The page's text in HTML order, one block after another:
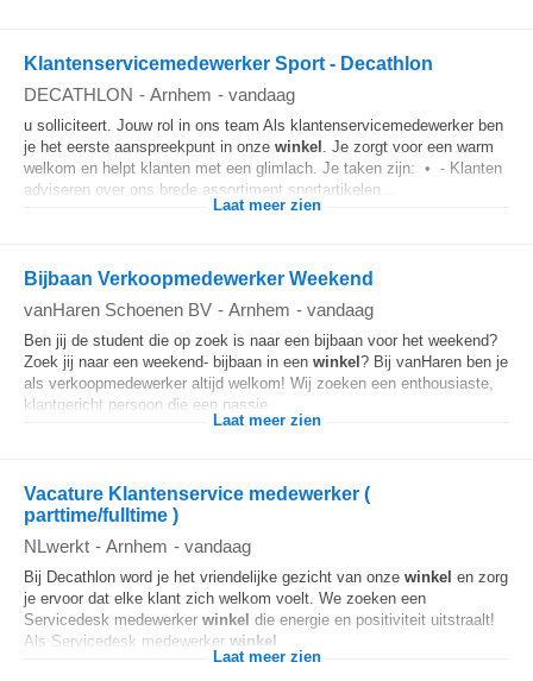
Klantenservicemedewerker Sport - Decathlon
DECATHLON - Arnhem - vandaag
u solliciteert. Jouw rol in ons team Als klantenservicemedewerker ben
je het eerste aanspreekpunt in onze winkel . Je zorgt voor een warm
welkom en helpt klanten met een glimlach. Je taken zijn: • - Klanten
adviseren over ons brede assortiment sportartikelen...
Laat meer zien
Bijbaan Verkoopmedewerker Weekend
vanHaren Schoenen BV - Arnhem - vandaag
Ben jij de student die op zoek is naar een bijbaan voor het weekend?
Zoek jij naar een weekend- bijbaan in een winkel ? Bij vanHaren ben je
als verkoopmedewerker altijd welkom! Wij zoeken een enthousiaste,
klantgericht persoon die een passie...
Laat meer zien
Vacature Klantenservice medewerker (
parttime/fulltime )
NLwerkt - Arnhem - vandaag
Bij Decathlon word je het vriendelijke gezicht van onze winkel en zorg
je ervoor dat elke klant zich welkom voelt. We zoeken een
Servicedesk medewerker winkel die energie en positiviteit uitstraalt!
Als Servicedesk medewerker winkel
Laat meer zien